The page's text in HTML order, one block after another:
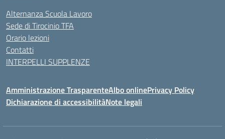
Alternanza Scuola Lavoro
Sede di Tirocinio TFA
Orario lezioni
Contatti
INTERPELLI SUPPLENZE
Amministrazione TrasparenteAlbo onlinePrivacy Policy
Dichiarazione di accessibilitàNote legali